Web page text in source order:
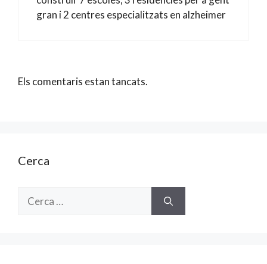
gran i 2 centres especialitzats en alzheimer
Els comentaris estan tancats.
Cerca